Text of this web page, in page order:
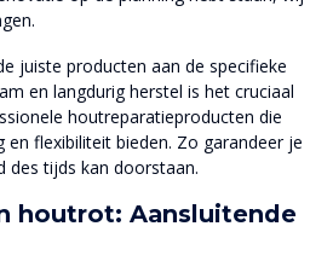
juiste producten aan de specifieke
en langdurig herstel is het cruciaal
houtreparatieproducten die
en flexibiliteit bieden. Zo garandeer je
des tijds kan doorstaan.
houtrot: Aansluitende